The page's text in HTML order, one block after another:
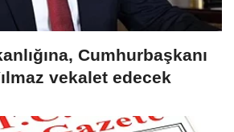
Cumhurbaşkanı
vekalet edecek